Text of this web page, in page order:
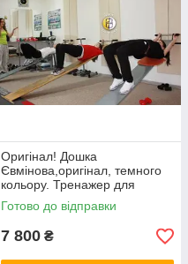
Оригінал! Дошка
Євмінова,оригінал, темного
кольору. Тренажер для
хребта
Готово до відправки
7 800 ₴